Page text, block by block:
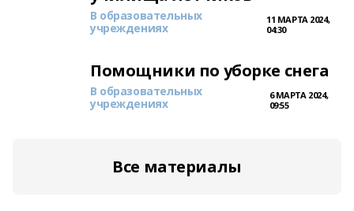
В образовательных
учреждениях
11 МАРТА 2024,
04:30
Помощники по уборке снега
В образовательных
учреждениях
6 МАРТА 2024,
09:55
Все материалы